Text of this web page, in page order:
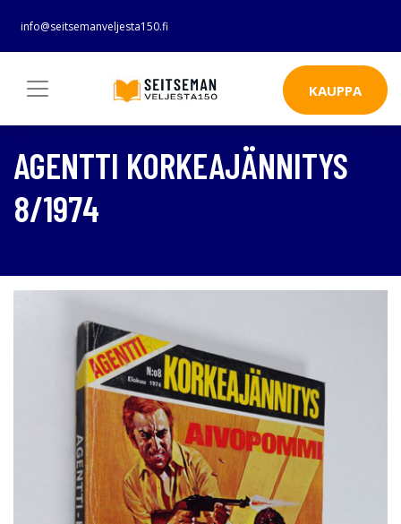
info@seitsemanveljesta150.fi
KAUPPA
AGENTTI KORKEAJÄNNITYS
8/1974